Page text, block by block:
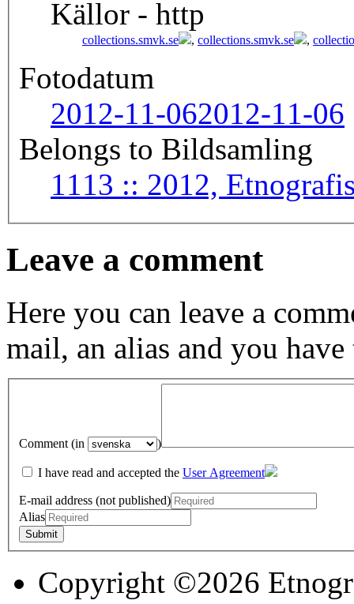
Källor - http
collections.smvk.se , collections.smvk.se ,
Fotodatum
2012-11-062012-11-06
Belongs to Bildsamling
1113 :: 2012,
Leave a comment
Here you can leave a
mail, an alias and you have
Comment (in )
I have read and accepted the User Agreement
E-mail address (not published)
Alias
Copyright ©2026